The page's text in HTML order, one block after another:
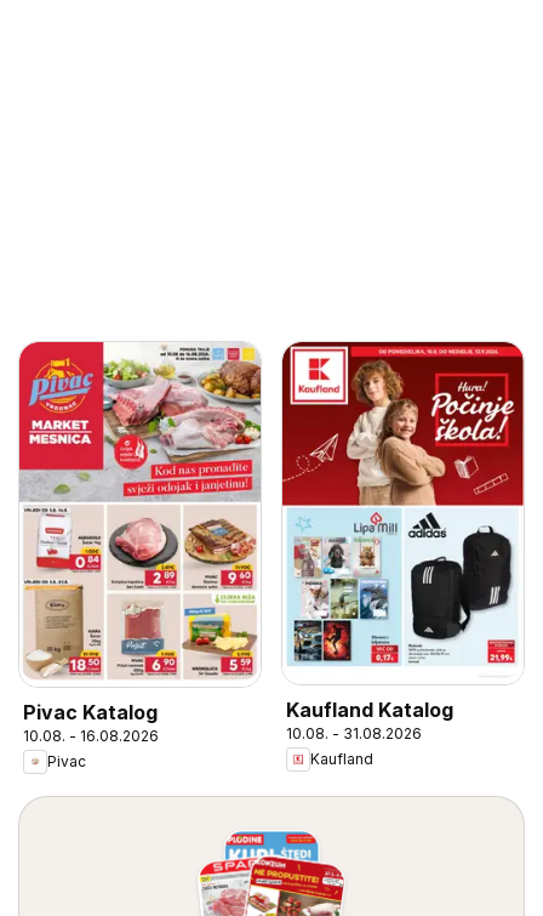
Pivac Katalog
10.08. - 16.08.2026
Pivac
Kaufland Katalog
10.08. - 31.08.2026
Kaufland